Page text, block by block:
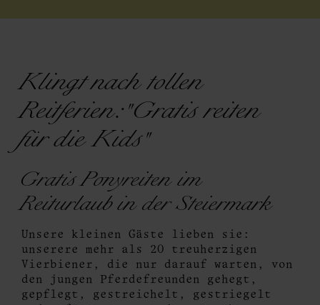
Klingt nach tollen
Reitferien: "Gratis reiten
für die Kids"
Gratis Ponyreiten im
Reiturlaub in der Steiermark
Unsere kleinen Gäste lieben sie:
unserere mehr als 20 treuherzigen
Vierbiener, die nur darauf warten, von
den jungen Pferdefreunden gehegt,
gepflegt, gestreichelt, gestriegelt